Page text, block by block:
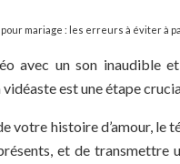
mariage : les erreurs à éviter à
avec un son inaudible
est une étape
votre histoire d’amour,
et de